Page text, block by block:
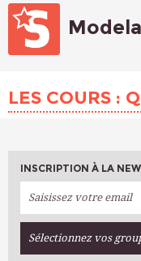
LES COURS :
INSCRIPTION À LA
Sélectionnez vos